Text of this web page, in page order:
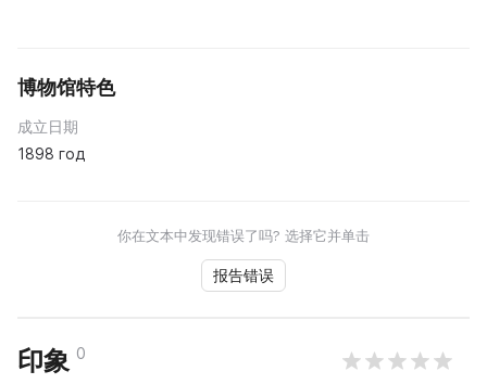
博物馆特色
成立日期
1898 год
你在文本中发现错误了吗? 选择它并单击
报告错误
印象 0